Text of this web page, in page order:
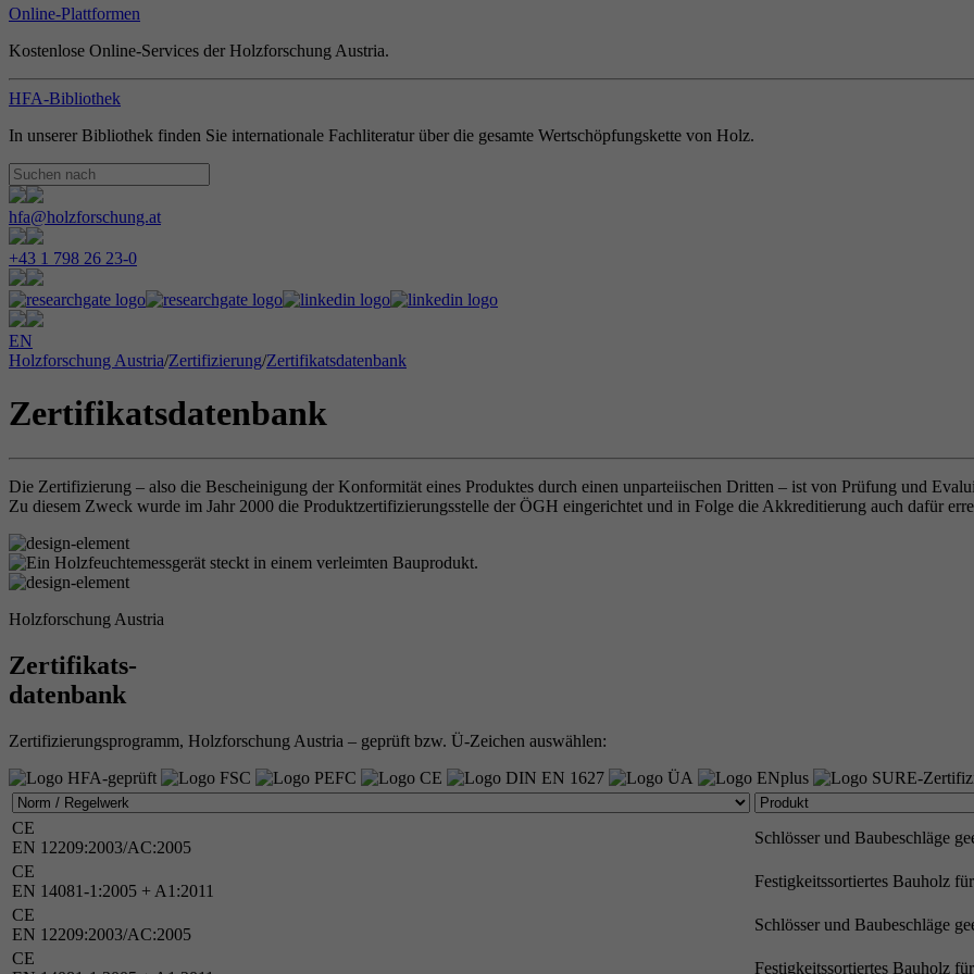
Online-Plattformen
Kostenlose Online-Services der Holzforschung Austria.
HFA-Bibliothek
In unserer Bibliothek finden Sie internationale Fachliteratur über die gesamte Wertschöpfungskette von Holz.
hfa@holzforschung.at
+43 1 798 26 23-0
EN
Holzforschung Austria/Zertifizierung/Zertifikatsdatenbank
Zertifikatsdatenbank
Die Zertifizierung – also die Bescheinigung der Konformität eines Produktes durch einen unparteiischen Dritten – ist von Prüfung und
Zu diesem Zweck wurde im Jahr 2000 die Produktzertifizierungsstelle der ÖGH eingerichtet und in Folge die Akkreditierung auch dafür
Holzforschung Austria
Zertifikats-
datenbank
Zertifizierungsprogramm, Holzforschung Austria – geprüft bzw. Ü-Zeichen auswählen:
CE
EN 12209:2003/AC:2005
Schlösser und Baubeschläge
CE
EN 14081-1:2005 + A1:2011
Festigkeitssortiertes Bauholz
CE
EN 12209:2003/AC:2005
Schlösser und Baubeschläge
CE
Festigkeitssortiertes Bauholz